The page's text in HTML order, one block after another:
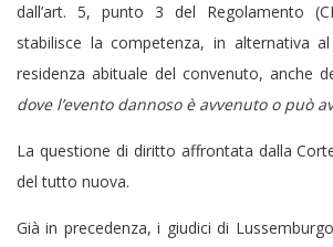
dall’art. 5, punto 3 del Regolamento
stabilisce la competenza, in alternativa
residenza abituale del convenuto, anche
dove l’evento dannoso è avvenuto o può
La questione di diritto affrontata dalla
del tutto nuova.
Già in precedenza, i giudici di